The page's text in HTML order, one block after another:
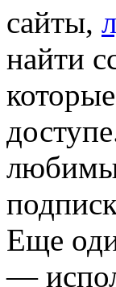
сайты,
найти
Еще
—